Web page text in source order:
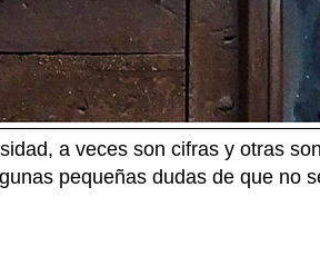
a veces son cifras y otras
pequeñas dudas de que no